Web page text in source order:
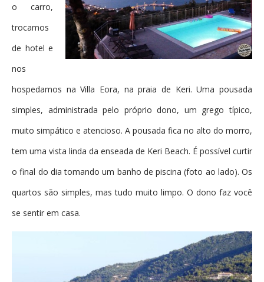
o carro,
trocamos
de hotel e
nos
hospedamos na Villa Eora, na praia de Keri. Uma pousada
simples, administrada pelo próprio dono, um grego típico,
muito simpático e atencioso. A pousada fica no alto do morro,
tem uma vista linda da enseada de Keri Beach. É possível curtir
o final do dia tomando um banho de piscina (foto ao lado). Os
quartos são simples, mas tudo muito limpo. O dono faz você
se sentir em casa.